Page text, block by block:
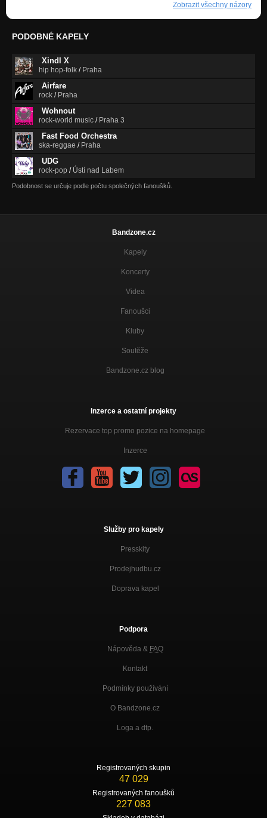
Zobrazit všechny názory
PODOBNÉ KAPELY
Xindl X
hip hop-folk / Praha
Airfare
rock / Praha
Wohnout
rock-world music / Praha 3
Fast Food Orchestra
ska-reggae / Praha
UDG
rock-pop / Ústí nad Labem
Podobnost se určuje podle počtu společných fanoušků.
Bandzone.cz
Kapely
Koncerty
Videa
Fanoušci
Kluby
Soutěže
Bandzone.cz blog
Inzerce a ostatní projekty
Rezervace top promo pozice na homepage
Inzerce
Služby pro kapely
Presskity
Prodejhudbu.cz
Doprava kapel
Podpora
Nápověda & FAQ
Kontakt
Podmínky používání
O Bandzone.cz
Loga a dtp.
Registrovaných skupin
47 029
Registrovaných fanoušků
227 083